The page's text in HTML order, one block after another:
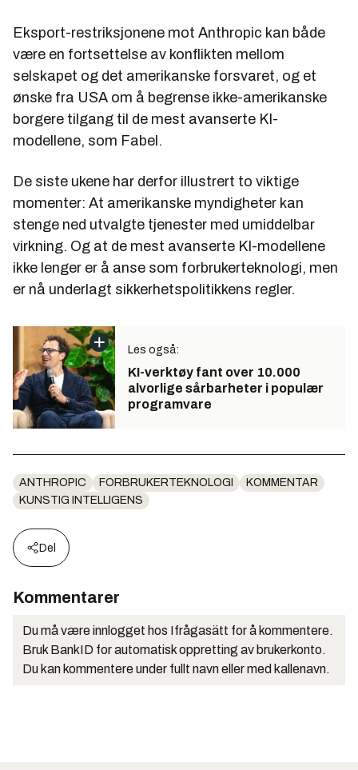
Eksport-restriksjonene mot Anthropic kan både
være en fortsettelse av konflikten mellom
selskapet og det amerikanske forsvaret, og et
ønske fra USA om å begrense ikke-amerikanske
borgere tilgang til de mest avanserte KI-
modellene, som Fabel.
De siste ukene har derfor illustrert to viktige
momenter: At amerikanske myndigheter kan
stenge ned utvalgte tjenester med umiddelbar
virkning. Og at de mest avanserte KI-modellene
ikke lenger er å anse som forbrukerteknologi, men
er nå underlagt sikkerhetspolitikkens regler.
Les også:
KI-verktøy fant over 10.000
alvorlige sårbarheter i populær
programvare
ANTHROPIC FORBRUKERTEKNOLOGI
KOMMENTAR
KUNSTIG INTELLIGENS
Del
Kommentarer
Du må være innlogget hos Ifrågasätt for å kommentere.
Bruk BankID for automatisk oppretting av brukerkonto.
Du kan kommentere under fullt navn eller med kallenavn.